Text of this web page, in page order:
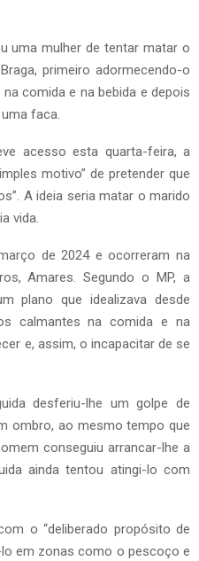
uma mulher de tentar matar o
primeiro adormecendo-o
comida e na bebida e depois
faca.
acesso esta quarta-feira, a
motivo” de pretender que
A ideia seria matar o marido
vida.
de 2024 e ocorreram na
Amares. Segundo o MP, a
plano que idealizava desde
calmantes na comida e na
e, assim, o incapacitar de se
desferiu-lhe um golpe de
ombro, ao mesmo tempo que
conseguiu arrancar-lhe a
ainda tentou atingi-lo com
o “deliberado propósito de
em zonas como o pescoço e